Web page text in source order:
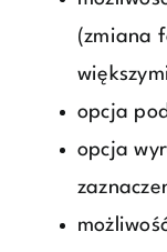
(zmiana
opcja
opcja